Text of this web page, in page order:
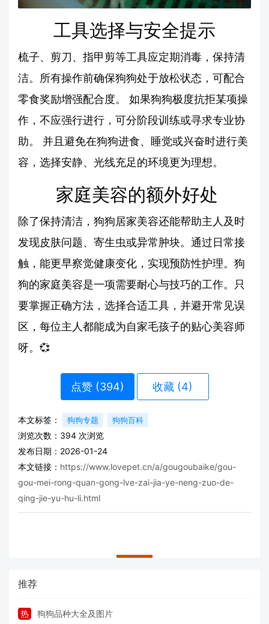
工具选择与安全提示
梳子、剪刀、指甲剪等工具应定期消毒，保持清
洁。所有操作前确保狗狗处于放松状态，可配合
零食奖励增强配合度。 如果狗狗极度抗拒某项操
作，不应强行进行，可分阶段训练或寻求专业协
助。 并且避免在狗狗进食、睡觉或兴奋时进行美
容，选择安静、光线充足的环境更为理想。
家庭美容的额外好处
除了保持清洁，狗狗居家美容还能帮助主人及时
发现皮肤问题、寄生虫或异常肿块。通过日常接
触，能更早察觉健康变化，实现预防性护理。狗
狗的家庭美容是一项需要耐心与技巧的工作。只
要掌握正确方法，选择合适工具，并避开常见误
区，每位主人都能成为自家毛孩子的贴心美容师
呀。💞
点赞 (394) 收藏 (4)
本文标签： 狗狗专题 狗狗百科
浏览次数： 394 次浏览
发布日期：2026-01-24
本文链接： https://www.lovepet.cn/a/gougoubaike/gou-
gou-mei-rong-quan-gong-lve-zai-jia-ye-neng-zuo-de-
qing-jie-yu-hu-li.html
推荐
热 狗狗品种大全及图片